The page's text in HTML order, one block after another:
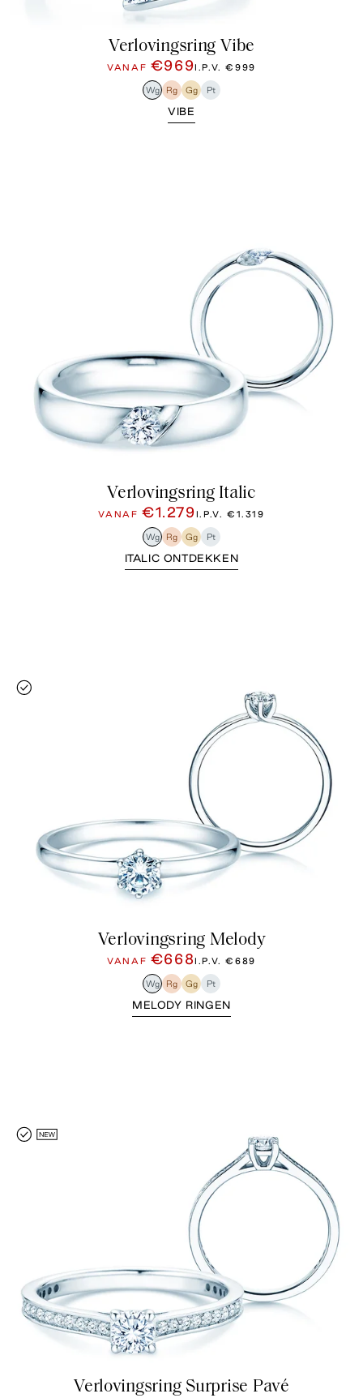
Verlovingsring Vibe
VANAF €969I.P.V.€999
Wg Rg Gg Pt
VIBE
Verlovingsring Italic
VANAF€1.279 I.P.V. €1.319
Wg Rg Gg Pt
ITALIC ONTDEKKEN
Verlovingsring Melody
VANAF €668I.P.V.€689
Wg Rg Gg Pt
MELODY RINGEN
Verlovingsring Surprise Pavé